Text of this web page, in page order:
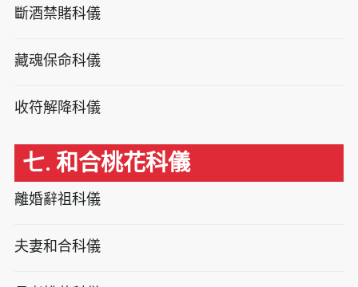
斷酒禁賭科儀
藏魂保命科儀
收符解降科儀
七. 和合桃花科儀
離婚辭祖科儀
夫妻和合科儀